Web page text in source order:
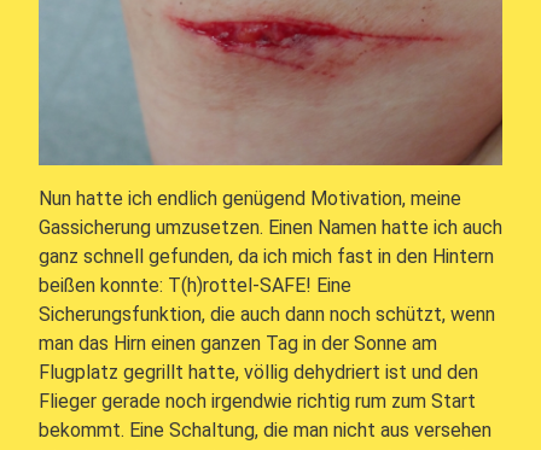
Nun hatte ich endlich genügend Motivation, meine
Gassicherung umzusetzen. Einen Namen hatte ich auch
ganz schnell gefunden, da ich mich fast in den Hintern
beißen konnte: T(h)rottel-SAFE! Eine
Sicherungsfunktion, die auch dann noch schützt, wenn
man das Hirn einen ganzen Tag in der Sonne am
Flugplatz gegrillt hatte, völlig dehydriert ist und den
Flieger gerade noch irgendwie richtig rum zum Start
bekommt. Eine Schaltung, die man nicht aus versehen